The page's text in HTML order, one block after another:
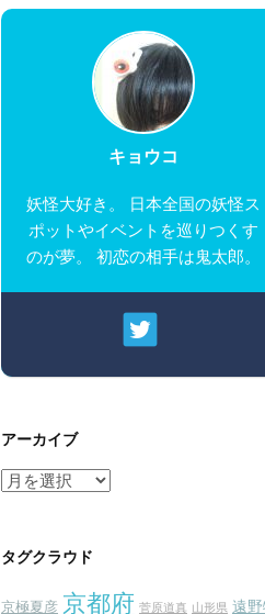
キョウコ
妖怪大好き。 日本全国の妖怪ス
ポットやイベントを巡りつくす
のが夢。 初恋の相手は鬼太郎。
アーカイブ
ア
イ
タグクラウド
京極夏彦 京都府 菅原道真 山形県 遠野